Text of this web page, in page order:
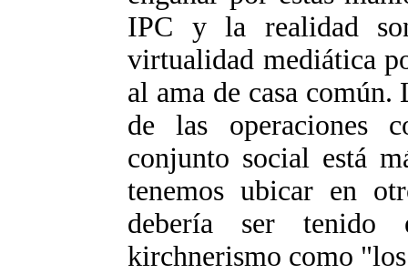
IPC y la realidad
virtualidad mediática
al ama de casa
de las operaciones
conjunto social está
tenemos ubicar en
debería ser
kirchnerismo como